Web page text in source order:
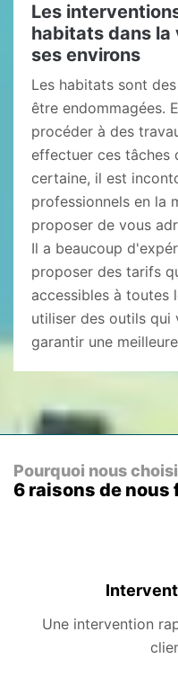
Les
habitats dans la
ses environs
Les habitats sont
être endommagées.
procéder à des
effectuer ces tâches
certaine, il est
professionnels en la
proposer de vous
Il a beaucoup
proposer des tarifs
accessibles à toutes
utiliser des outils
garantir une
Pourquoi nous
6 raisons de
Une intervention